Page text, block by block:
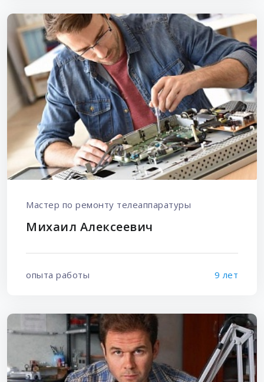
Мастер по ремонту телеаппаратуры
Михаил Алексеевич
опыта работы 9 лет